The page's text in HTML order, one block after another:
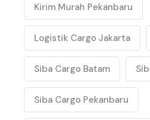
Kirim Murah Pekanbaru
Logistik Cargo Jakarta
Siba Cargo Batam
Siba Cargo Pekanbaru